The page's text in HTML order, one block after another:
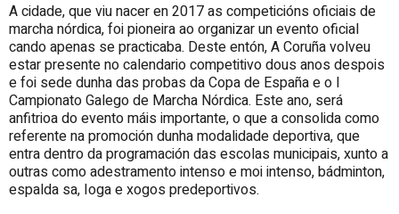
A cidade, que viu nacer en 2017 as competicións oficiais de
marcha nórdica, foi pioneira ao organizar un evento oficial
cando apenas se practicaba. Deste entón, A Coruña volveu
estar presente no calendario competitivo dous anos despois
e foi sede dunha das probas da Copa de España e o I
Campionato Galego de Marcha Nórdica. Este ano, será
anfitrioa do evento máis importante, o que a consolida como
referente na promoción dunha modalidade deportiva, que
entra dentro da programación das escolas municipais, xunto a
outras como adestramento intenso e moi intenso, bádminton,
espalda sa, Ioga e xogos predeportivos.